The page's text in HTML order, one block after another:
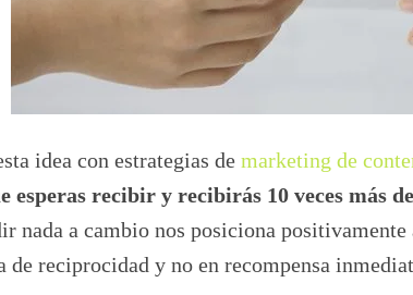
idea con estrategias de marketing de
esperas recibir y recibirás 10 veces más
nada a cambio nos posiciona
de reciprocidad y no en recompensa